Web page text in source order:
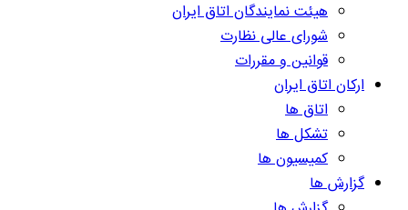
هیئت نمایندگان اتاق ایران
شورای عالی نظارت
قوانین و مقررات
ارکان اتاق ایران
اتاق ها
تشکل ها
کمیسیون ها
گزارش ها